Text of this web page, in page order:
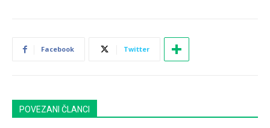
Facebook Twitter
POVEZANI ČLANCI